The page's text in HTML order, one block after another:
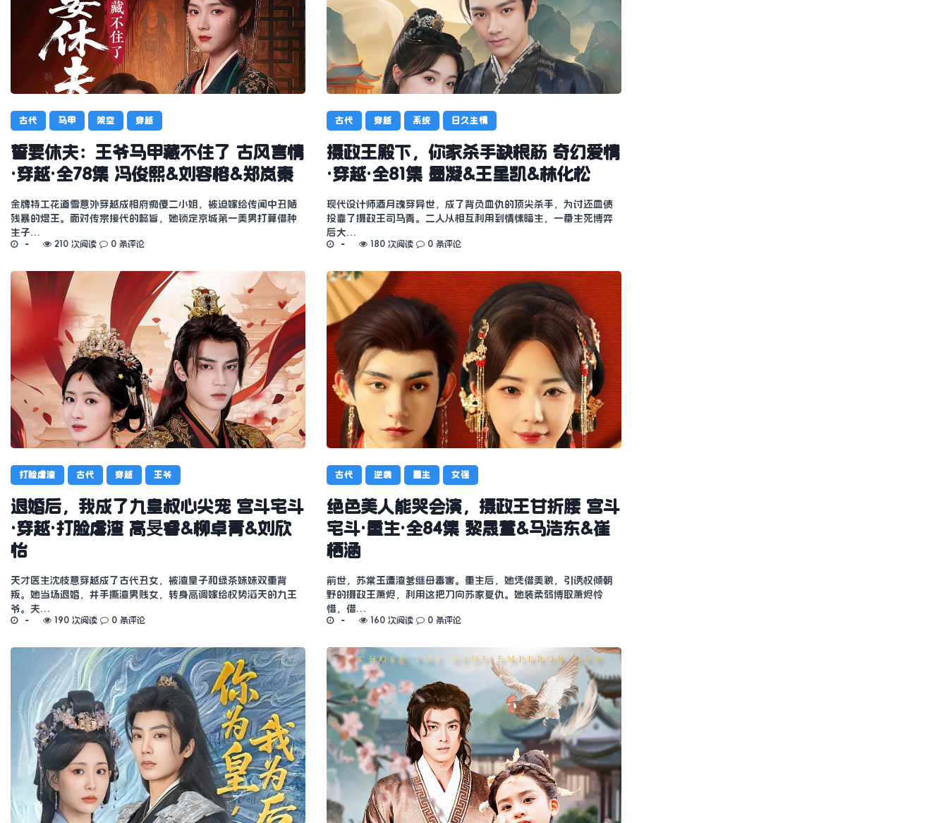
古代 马甲 架空 穿越
誓要休夫：王爷马甲藏不住了 古风言情
·穿越·全78集 冯俊熙&刘容榕&郑岚秦
金牌特工花道雪意外穿越成相府痴傻二小姐，被迫嫁给传闻中丑陋
残暴的煜王。面对传宗接代的懿旨，她锁定京城第一美男打算借种
生子…
210 次阅读 0 条评论
古代 穿越 系统 日久生情
摄政王殿下，你家杀手缺根筋 奇幻爱情
·穿越·全81集 墨凝&王星凯&林化松
现代设计师酒月魂穿异世，成了背负血仇的顶尖杀手，为讨还血债
投靠了摄政王司马青。二人从相互利用到情愫暗生，一番生死博弈
后大…
180 次阅读 0 条评论
打脸虐渣 古代 穿越 王爷
退婚后，我成了九皇叔心尖宠 宫斗宅斗
·穿越·打脸虐渣 高旻睿&柳卓青&刘欣
怡
天才医生沈枝意穿越成了古代丑女，被渣皇子和绿茶妹妹双重背
叛。她当场退婚，并手撕渣男贱女，转身高调嫁给权势滔天的九王
爷。夫…
190 次阅读 0 条评论
古代 逆袭 重生 女强
绝色美人能哭会演，摄政王甘折腰 宫斗
宅斗·重生·全84集 黎晟萱&马浩东&崔
栖涵
前世，苏棠玉遭渣爹继母毒害。重生后，她凭借美貌，引诱权倾朝
野的摄政王萧烬，利用这把刀向苏家复仇。她装柔弱博取萧烬怜
惜，借…
160 次阅读 0 条评论